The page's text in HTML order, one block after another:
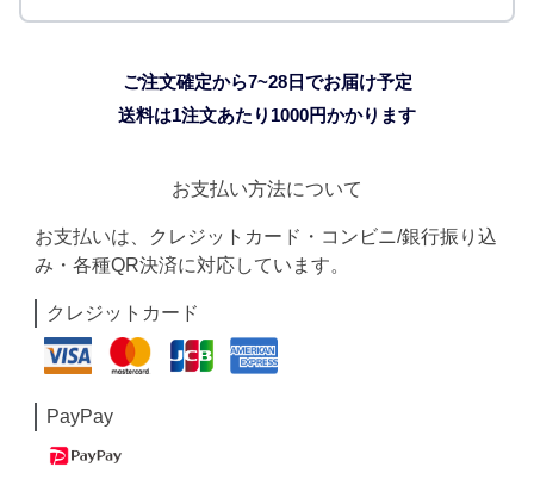
ご注文確定から7~28日でお届け予定
送料は1注文あたり 1000円かかります
お支払い方法について
お支払いは、クレジットカード・コンビニ/銀行振り込
み・各種QR決済に対応しています。
クレジットカード
PayPay